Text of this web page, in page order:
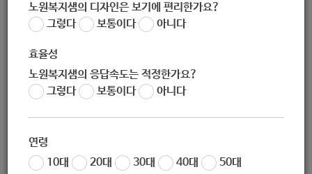
노원복지샘의 디자인은 보기에 편리한가요?
그렇다
보통이다 아니다
효율성
노원복지샘의 응답속도는 적정한가요?
그렇다
보통이다 아니다
연령
10대
20대 30대 40대
50대
[노원구청] 추석 연휴기간 주민생활 지원 안내
노원 복지샘
작성일 2020-09-28 14:10